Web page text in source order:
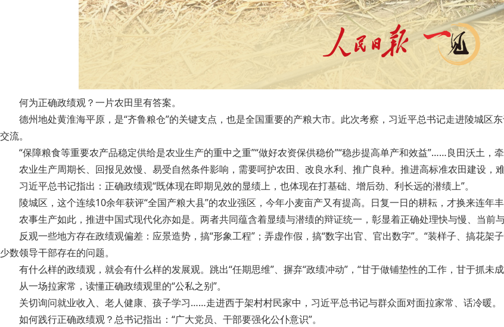
何为正确政绩观？一片农田里有答案。
德州地处黄淮海平原，是“齐鲁粮仓”的关键支点，也是全国重要的产粮大市。此次考察，习近平总书记走进陵城
交流。
“保障粮食等重要农产品稳定供给是农业生产的重中之重”“做好农资保供稳价”“稳步提高单产和效益”……良田沃土，
农业生产周期长、回报见效慢、易受自然条件影响，需要呵护农田、改良水利、推广良种。推进高标准农田建设，
习近平总书记指出：正确政绩观“既体现在即期见效的显绩上，也体现在打基础、增后劲、利长远的潜绩上”。
陵城区，这个连续10余年获评“全国产粮大县”的农业强区，今年小麦亩产又有提高。日复一日的耕耘，才换来连年丰
农事生产如此，推进中国式现代化亦如是。两者共同蕴含着显绩与潜绩的辩证统一，彰显着正确处理快与慢、当前
反观一些地方存在政绩观偏差：应景造势，搞“形象工程”；弄虚作假，搞“数字出官、官出数字”。“装样子、搞花
少数领导干部存在的问题。
有什么样的政绩观，就会有什么样的发展观。跳出“任期思维”、摒弃“政绩冲动”，“甘于做铺垫性的工作，甘于抓未
从一场拉家常，读懂正确政绩观里的“公私之别”。
关切询问就业收入、老人健康、孩子学习……走进西于架村村民家中，习近平总书记与群众面对面拉家常、话冷暖。
如何践行正确政绩观？总书记指出：“广大党员、干部要强化公仆意识”。